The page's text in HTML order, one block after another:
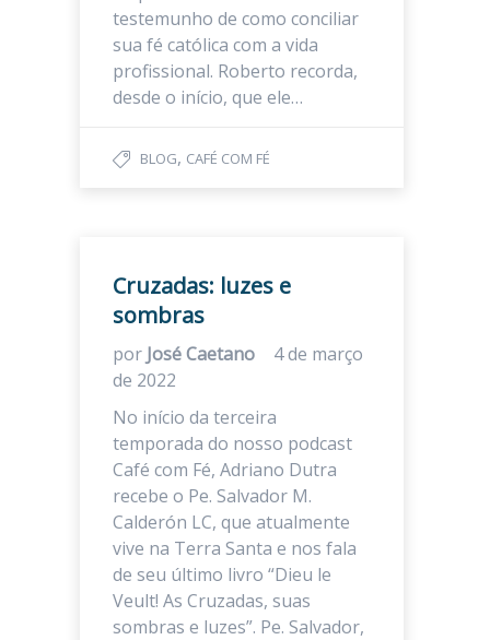
testemunho de como conciliar
sua fé católica com a vida
profissional. Roberto recorda,
desde o início, que ele…
BLOG, CAFÉ COM FÉ
Cruzadas: luzes e
sombras
por José Caetano
4 de março
de 2022
No início da terceira
temporada do nosso podcast
Café com Fé, Adriano Dutra
recebe o Pe. Salvador M.
Calderón LC, que atualmente
vive na Terra Santa e nos fala
de seu último livro “Dieu le
Veult! As Cruzadas, suas
sombras e luzes”. Pe. Salvador,